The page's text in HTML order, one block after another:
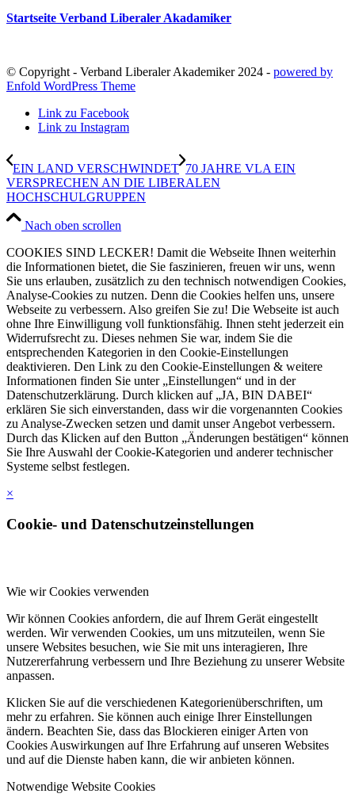
Startseite Verband Liberaler Akadamiker
© Copyright - Verband Liberaler Akademiker 2024 - powered by
Enfold WordPress Theme
Link zu Facebook
Link zu Instagram
EIN LAND VERSCHWINDET 70 JAHRE VLA EIN
VERSPRECHEN AN DIE LIBERALEN
HOCHSCHULGRUPPEN
Nach oben scrollen
COOKIES SIND LECKER! Damit die Webseite Ihnen weiterhin
die Informationen bietet, die Sie faszinieren, freuen wir uns, wenn
Sie uns erlauben, zusätzlich zu den technisch notwendigen Cookies,
Analyse-Cookies zu nutzen. Denn die Cookies helfen uns, unsere
Webseite zu verbessern. Also greifen Sie zu! Die Webseite ist auch
ohne Ihre Einwilligung voll funktionsfähig. Ihnen steht jederzeit ein
Widerrufsrecht zu. Dieses nehmen Sie war, indem Sie die
entsprechenden Kategorien in den Cookie-Einstellungen
deaktivieren. Den Link zu den Cookie-Einstellungen & weitere
Informationen finden Sie unter „Einstellungen“ und in der
Datenschutzerklärung. Durch klicken auf „JA, BIN DABEI“
erklären Sie sich einverstanden, dass wir die vorgenannten Cookies
zu Analyse-Zwecken setzen und damit unser Angebot verbessern.
Durch das Klicken auf den Button „Änderungen bestätigen“ können
Sie Ihre Auswahl der Cookie-Kategorien und anderer technischer
Systeme selbst festlegen.
×
Cookie- und Datenschutzeinstellungen
Wie wir Cookies verwenden
Wir können Cookies anfordern, die auf Ihrem Gerät eingestellt
werden. Wir verwenden Cookies, um uns mitzuteilen, wenn Sie
unsere Websites besuchen, wie Sie mit uns interagieren, Ihre
Nutzererfahrung verbessern und Ihre Beziehung zu unserer Website
anpassen.
Klicken Sie auf die verschiedenen Kategorienüberschriften, um
mehr zu erfahren. Sie können auch einige Ihrer Einstellungen
ändern. Beachten Sie, dass das Blockieren einiger Arten von
Cookies Auswirkungen auf Ihre Erfahrung auf unseren Websites
und auf die Dienste haben kann, die wir anbieten können.
Notwendige Website Cookies